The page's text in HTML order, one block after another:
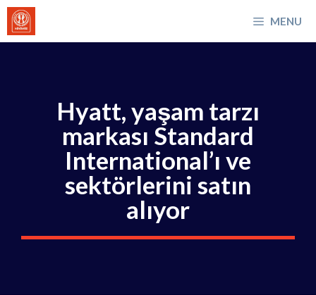
İçeriğe
atla
MENU
Hyatt, yaşam tarzı
markası Standard
International’ı ve
sektörlerini satın
alıyor